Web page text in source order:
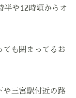
半や12時頃からオ
ても閉まってるお
や三宮駅付近の路